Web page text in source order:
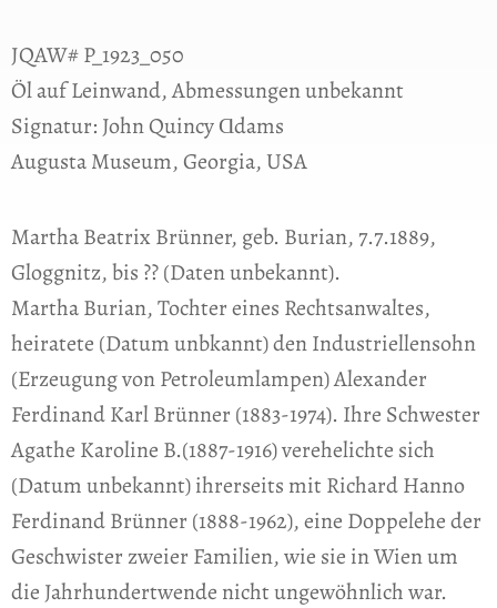
JQAW# P_1923_050
Öl auf Leinwand, Abmessungen unbekannt
Signatur: John Quincy Ɑdams
Augusta Museum, Georgia, USA
Martha Beatrix Brünner, geb. Burian, 7.7.1889,
Gloggnitz, bis ?? (Daten unbekannt).
Martha Burian, Tochter eines Rechtsanwaltes,
heiratete (Datum unbkannt) den Industriellensohn
(Erzeugung von Petroleumlampen) Alexander
Ferdinand Karl Brünner (1883-1974). Ihre Schwester
Agathe Karoline B.(1887-1916) verehelichte sich
(Datum unbekannt) ihrerseits mit Richard Hanno
Ferdinand Brünner (1888-1962), eine Doppelehe der
Geschwister zweier Familien, wie sie in Wien um
die Jahrhundertwende nicht ungewöhnlich war.